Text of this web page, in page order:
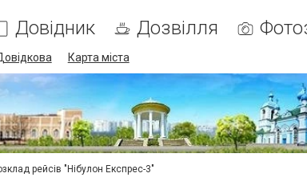
Довідник Дозвілля
Карта міста
рейсів "Нібулон Експрес-3"